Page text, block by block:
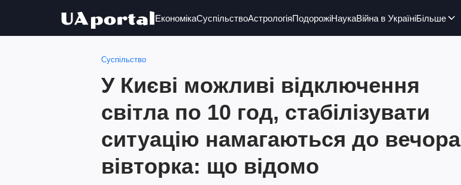
ЕкономікаСуспільствоАстрологіяПодорожіНаукаВійна в УкраїніБільше
Суспільство
У Києві можливі відключення
світла по 10 год, стабілізувати
ситуацію намагаються до вечора
вівторка: що відомо